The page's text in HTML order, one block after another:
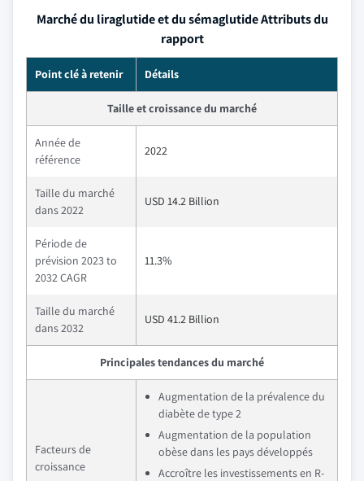
Marché du liraglutide et du sémaglutide Attributs du
rapport
Point clé à retenir Détails
Taille et croissance du marché
Année de
référence
2022
Taille du marché
dans 2022
USD 14.2 Billion
Période de
prévision 2023 to
2032 CAGR
11.3%
Taille du marché
dans 2032
USD 41.2 Billion
Principales tendances du marché
Facteurs de
croissance
Augmentation de la prévalence du
diabète de type 2
Augmentation de la population
obèse dans les pays développés
Accroître les investissements en R-